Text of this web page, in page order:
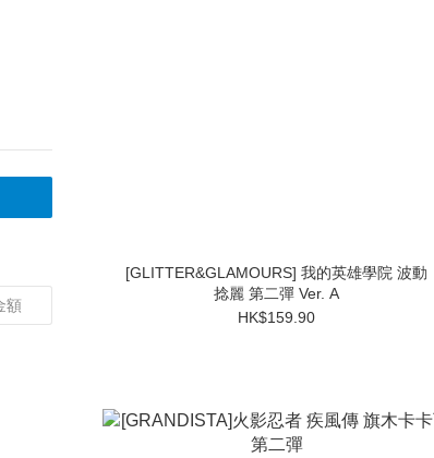
[GLITTER&GLAMOURS] 我的英雄學院 波動
捻麗 第二彈 Ver. A
HK$159.90